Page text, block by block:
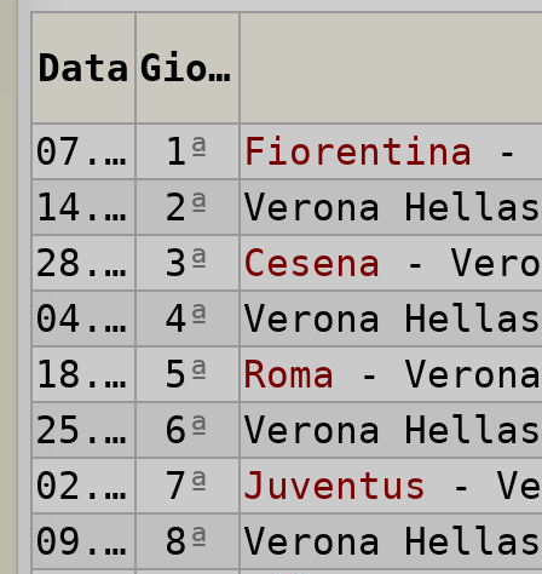
Data
Giornata
07.10.1973
1ª Fiorentina -
14.10.1973
2ª
Verona
28.10.1973
3ª Cesena -
04.11.1973
4ª
Verona
18.11.1973
5ª Roma -
25.11.1973
6ª
Verona
02.12.1973
7ª Juventus -
09.12.1973
8ª
Verona